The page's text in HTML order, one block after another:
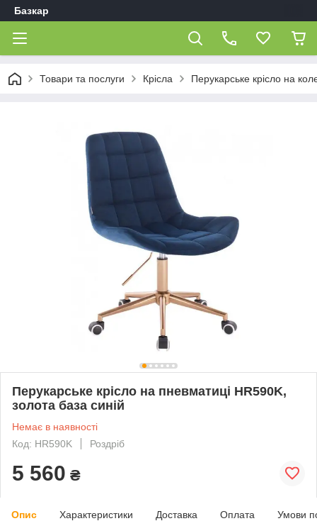
Базкар
Товари та послуги Крісла Перукарське крісло на
Перукарське крісло на пневматиці HR590K,
золота база синій
Немає в наявності
Код: HR590K
Роздріб
5 560 ₴
Опис Характеристики Доставка Оплата Умови